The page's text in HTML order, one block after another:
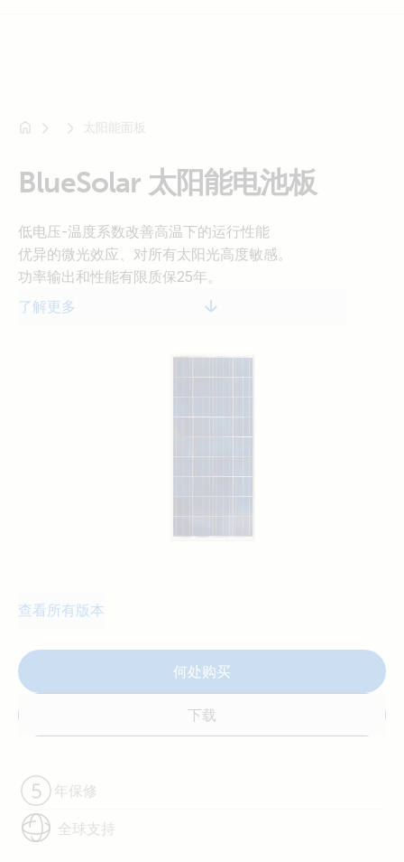
SmartSolar
Multiplus-
Orion
SmartShunt
太阳能面板
BlueSolar 太阳能电池板
低电压-温度系数改善高温下的运行性能
优异的微光效应、对所有太阳光高度敏感。
功率输出和性能有限质保25年。
材料和工艺有限质保五年。
借助各种标准安装系统，可以很容易地在屋顶上安装拥有
结实的阳极电镀铝框架的模块。
质量最好的高透光钢化玻璃增强了刚度和抗冲击性。
预先接好线的快速连接系统搭载了PV-ST01连接器
了解更多
查看所有版本
何处购买
下载
年保修
全球支持